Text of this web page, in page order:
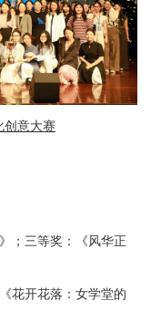
创意大赛
；三等奖：《风华正
花开花落：女学堂的